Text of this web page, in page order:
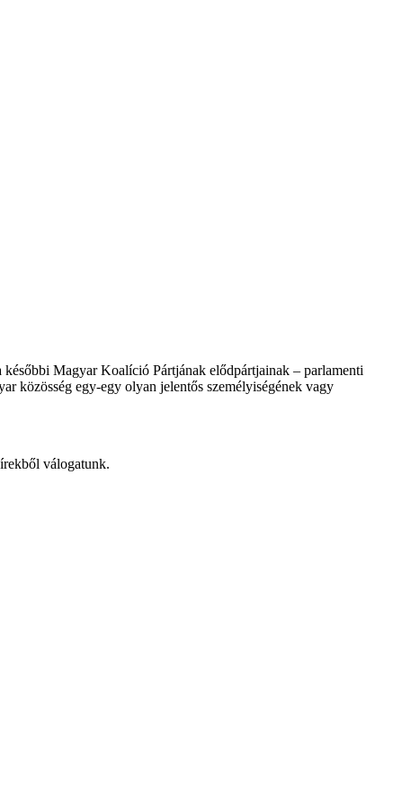
Magyar Koalíció Pártjának elődpártjainak – parlamenti
közösség egy-egy olyan jelentős személyiségének vagy
válogatunk.